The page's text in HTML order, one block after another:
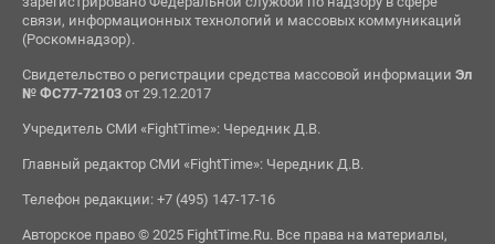
связи, информационных технологий и массовых коммуникаций
(Роскомнадзор).
Свидетельство о регистрации средства массовой информации Эл
№ ФС77-72103от 29.12.2017
Учредитель СМИ «FightTime»: Чередник Д.В.
Главный редактор СМИ «FightTime»: Чередник Д.В.
Телефон редакции: +7 (495) 147-17-16
Авторское право © 2025 FightTime.Ru. Все права на материалы,